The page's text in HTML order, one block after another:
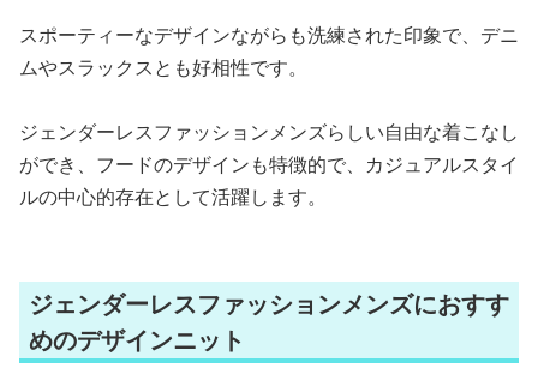
スポーティーなデザインながらも洗練された印象で、デニ
ムやスラックスとも好相性です。
ジェンダーレスファッションメンズらしい自由な着こなし
ができ、フードのデザインも特徴的で、カジュアルスタイ
ルの中心的存在として活躍します。
ジェンダーレスファッションメンズにおすす
めのデザインニット